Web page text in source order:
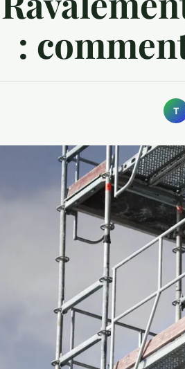
:
T